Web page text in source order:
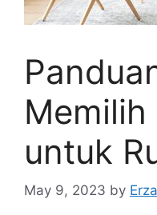
untuk
May 9, 2023 by